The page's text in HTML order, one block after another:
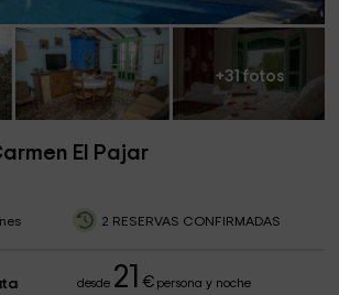
+31 fotos
El Pajar
2 RESERVAS CONFIRMADAS
desde 21 €persona y noche